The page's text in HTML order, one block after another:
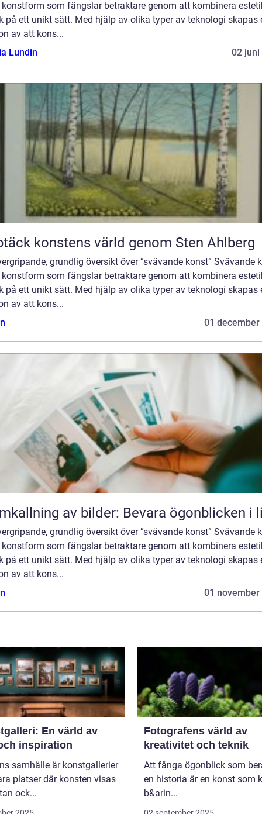
konstform som fängslar betraktare genom att kombinera
på ett unikt sätt. Med hjälp av olika typer av teknologi skapas
av att kons...
Lundin
02 juni
konstens värld genom Sten Ahlberg
grundlig översikt över ”svävande konst” Svävande
konstform som fängslar betraktare genom att kombinera
på ett unikt sätt. Med hjälp av olika typer av teknologi skapas
av att kons...
01 december
av bilder: Bevara ögonblicken i
grundlig översikt över ”svävande konst” Svävande
konstform som fängslar betraktare genom att kombinera
på ett unikt sätt. Med hjälp av olika typer av teknologi skapas
av att kons...
01 november
En värld av
inspiration
samhälle är konstgallerier
platser där konsten visas
ock...
Fotografens värld av
kreativitet och teknik
Att fånga ögonblick som
en historia är en konst som
b&arin...